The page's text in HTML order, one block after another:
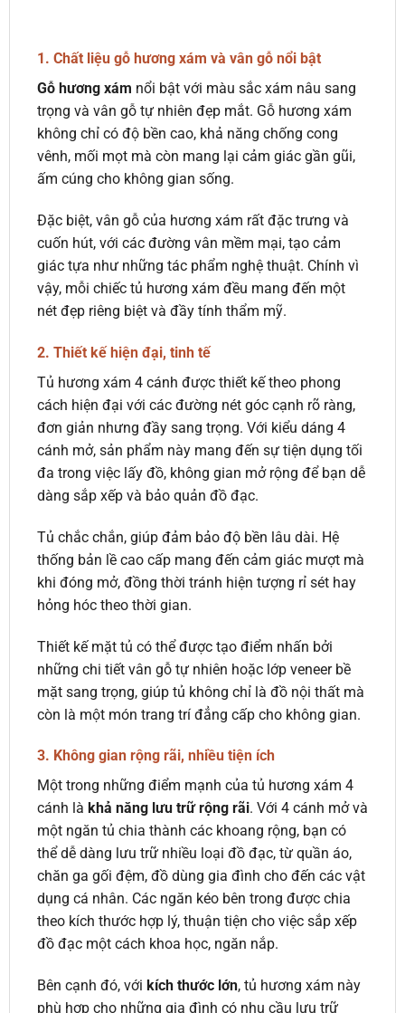
1. Chất liệu gỗ hương xám và vân gỗ nổi bật
Gỗ hương xám nổi bật với màu sắc xám nâu sang
trọng và vân gỗ tự nhiên đẹp mắt. Gỗ hương xám
không chỉ có độ bền cao, khả năng chống cong
vênh, mối mọt mà còn mang lại cảm giác gần gũi,
ấm cúng cho không gian sống.
Đặc biệt, vân gỗ của hương xám rất đặc trưng và
cuốn hút, với các đường vân mềm mại, tạo cảm
giác tựa như những tác phẩm nghệ thuật. Chính vì
vậy, mỗi chiếc tủ hương xám đều mang đến một
nét đẹp riêng biệt và đầy tính thẩm mỹ.
2. Thiết kế hiện đại, tinh tế
Tủ hương xám 4 cánh được thiết kế theo phong
cách hiện đại với các đường nét góc cạnh rõ ràng,
đơn giản nhưng đầy sang trọng. Với kiểu dáng 4
cánh mở, sản phẩm này mang đến sự tiện dụng tối
đa trong việc lấy đồ, không gian mở rộng để bạn dễ
dàng sắp xếp và bảo quản đồ đạc.
Tủ chắc chắn, giúp đảm bảo độ bền lâu dài. Hệ
thống bản lề cao cấp mang đến cảm giác mượt mà
khi đóng mở, đồng thời tránh hiện tượng rỉ sét hay
hỏng hóc theo thời gian.
Thiết kế mặt tủ có thể được tạo điểm nhấn bởi
những chi tiết vân gỗ tự nhiên hoặc lớp veneer bề
mặt sang trọng, giúp tủ không chỉ là đồ nội thất mà
còn là một món trang trí đẳng cấp cho không gian.
3. Không gian rộng rãi, nhiều tiện ích
Một trong những điểm mạnh của tủ hương xám 4
cánh là khả năng lưu trữ rộng rãi. Với 4 cánh mở và
một ngăn tủ chia thành các khoang rộng, bạn có
thể dễ dàng lưu trữ nhiều loại đồ đạc, từ quần áo,
chăn ga gối đệm, đồ dùng gia đình cho đến các vật
dụng cá nhân. Các ngăn kéo bên trong được chia
theo kích thước hợp lý, thuận tiện cho việc sắp xếp
đồ đạc một cách khoa học, ngăn nắp.
Bên cạnh đó, với kích thước lớn, tủ hương xám này
phù hợp cho những gia đình có nhu cầu lưu trữ